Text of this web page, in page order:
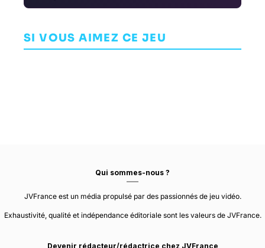
SI VOUS AIMEZ CE JEU
PLAYGROUND
Rings
AVENTURE
Qui sommes-nous ?
JVFrance est un média propulsé par des passionnés de jeu vidéo.
Exhaustivité, qualité et indépendance éditoriale sont les valeurs de JVFrance.
Devenir rédacteur/rédactrice chez JVFrance